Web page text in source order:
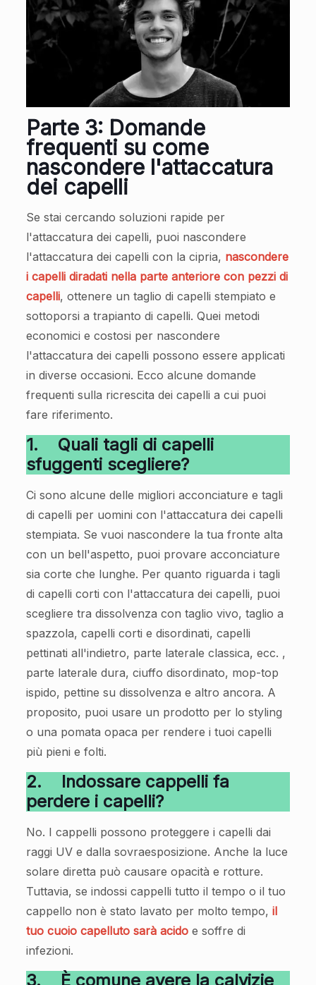
Parte 3: Domande
frequenti su come
nascondere l'attaccatura
dei capelli
Se stai cercando soluzioni rapide per
l'attaccatura dei capelli, puoi nascondere
l'attaccatura dei capelli con la cipria, nascondere
i capelli diradati nella parte anteriore con pezzi di
capelli, ottenere un taglio di capelli stempiato e
sottoporsi a trapianto di capelli. Quei metodi
economici e costosi per nascondere
l'attaccatura dei capelli possono essere applicati
in diverse occasioni. Ecco alcune domande
frequenti sulla ricrescita dei capelli a cui puoi
fare riferimento.
1. Quali tagli di capelli
sfuggenti scegliere?
Ci sono alcune delle migliori acconciature e tagli
di capelli per uomini con l'attaccatura dei capelli
stempiata. Se vuoi nascondere la tua fronte alta
con un bell'aspetto, puoi provare acconciature
sia corte che lunghe. Per quanto riguarda i tagli
di capelli corti con l'attaccatura dei capelli, puoi
scegliere tra dissolvenza con taglio vivo, taglio a
spazzola, capelli corti e disordinati, capelli
pettinati all'indietro, parte laterale classica, ecc. ,
parte laterale dura, ciuffo disordinato, mop-top
ispido, pettine su dissolvenza e altro ancora. A
proposito, puoi usare un prodotto per lo styling
o una pomata opaca per rendere i tuoi capelli
più pieni e folti.
2. Indossare cappelli fa
perdere i capelli?
No. I cappelli possono proteggere i capelli dai
raggi UV e dalla sovraesposizione. Anche la luce
solare diretta può causare opacità e rotture.
Tuttavia, se indossi cappelli tutto il tempo o il tuo
cappello non è stato lavato per molto tempo, il
tuo cuoio capelluto sarà acidoe soffre di
infezioni.
3. È comune avere la calvizie